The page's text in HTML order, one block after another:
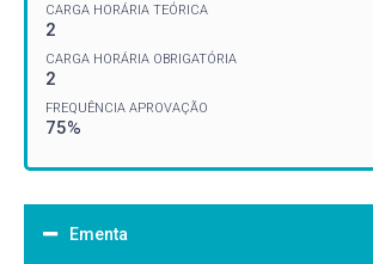
CARGA HORÁRIA TEÓRICA
2
CARGA HORÁRIA OBRIGATÓRIA
2
FREQUÊNCIA APROVAÇÃO
75%
Ementa